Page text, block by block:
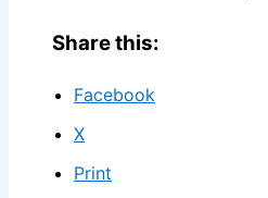
Share this:
Facebook
X
Print